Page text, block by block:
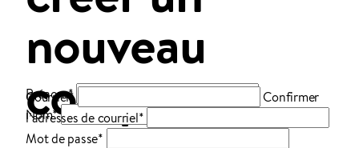
MÉDIAS SOCIAUX
nouveau
compte
Prénom*
Nom*
Courriel*
Confirmer
l’adresses de courriel*
Mot de passe*